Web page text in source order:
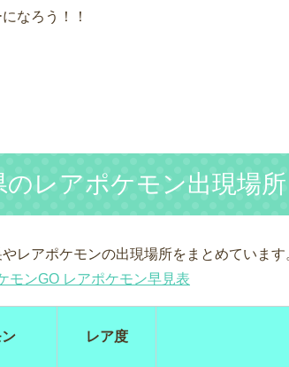
なろう！！
のレアポケモン出現場所
レアポケモンの出現場所をまとめています
モンGO レアポケモン早見表
レア度